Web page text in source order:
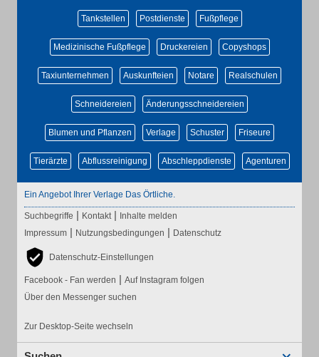
Tankstellen Postdienste Fußpflege
Medizinische Fußpflege Druckereien Copyshops
Taxiunternehmen Auskunfteien Notare Realschulen
Schneidereien Änderungsschneidereien
Blumen und Pflanzen Verlage Schuster Friseure
Tierärzte Abflussreinigung Abschleppdienste Agenturen
Ein Angebot Ihrer Verlage Das Örtliche.
Suchbegriffe | Kontakt | Inhalte melden
Impressum | Nutzungsbedingungen | Datenschutz
Datenschutz-Einstellungen
Facebook - Fan werden | Auf Instagram folgen
Über den Messenger suchen
Zur Desktop-Seite wechseln